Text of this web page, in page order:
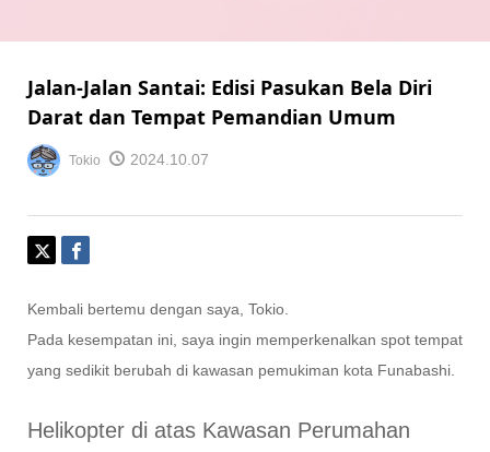
Jalan-Jalan Santai: Edisi Pasukan Bela Diri
Darat dan Tempat Pemandian Umum
Tokio 2024.10.07
Kembali bertemu dengan saya, Tokio.
Pada kesempatan ini, saya ingin memperkenalkan spot tempat
yang sedikit berubah di kawasan pemukiman kota Funabashi.
Helikopter di atas Kawasan Perumahan